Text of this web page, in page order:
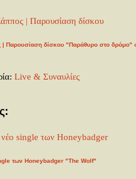
Παρουσίαση δίσκου "Παράθυρο στο δρόμο"
Live & Συναυλίες
των Honeybadger "The Wolf"